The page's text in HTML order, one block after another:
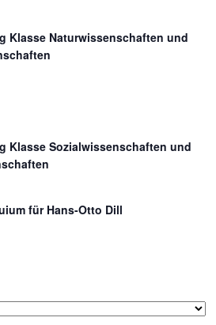
Klasse Naturwissenschaften und
Klasse Sozialwissenschaften und
für Hans-Otto Dill